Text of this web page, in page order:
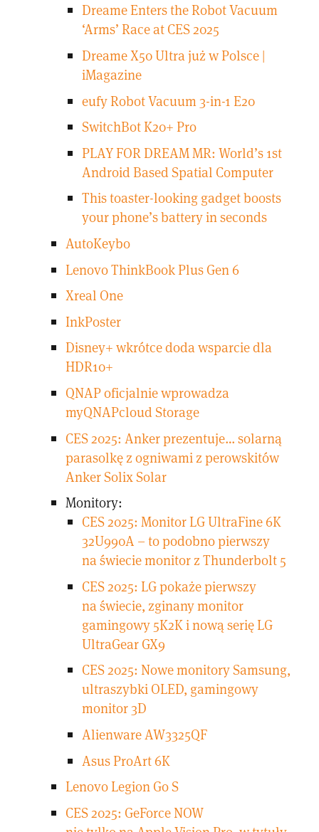
Dreame Enters the Robot Vacuum
‘Arms’ Race at CES 2025
Dreame X50 Ultra już w Polsce |
iMagazine
eufy Robot Vacuum 3-in-1 E20
SwitchBot K20+ Pro
PLAY FOR DREAM MR: World’s 1st
Android Based Spatial Computer
This toaster-looking gadget boosts
your phone’s battery in seconds
AutoKeybo
Lenovo ThinkBook Plus Gen 6
Xreal One
InkPoster
Disney+ wkrótce doda wsparcie dla
HDR10+
QNAP oficjalnie wprowadza
myQNAPcloud Storage
CES 2025: Anker prezentuje… solarną
parasolkę z ogniwami z perowskitów
Anker Solix Solar
Monitory:
CES 2025: Monitor LG UltraFine 6K
32U990A – to podobno pierwszy
na świecie monitor z Thunderbolt 5
CES 2025: LG pokaże pierwszy
na świecie, zginany monitor
gamingowy 5K2K i nową serię LG
UltraGear GX9
CES 2025: Nowe monitory Samsung,
ultraszybki OLED, gamingowy
monitor 3D
Alienware AW3325QF
Asus ProArt 6K
Lenovo Legion Go S
CES 2025: GeForce NOW